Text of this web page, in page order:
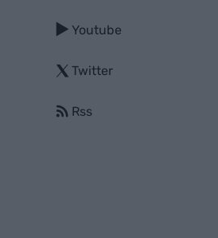
Youtube
Twitter
Rss